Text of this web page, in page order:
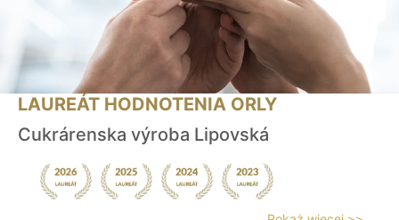
LAUREÁT HODNOTENIA ORLY
Cukrárenska výroba Lipovská